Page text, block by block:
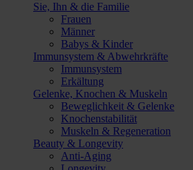
Sie, Ihn & die Familie
Frauen
Männer
Babys & Kinder
Immunsystem & Abwehrkräfte
Immunsystem
Erkältung
Gelenke, Knochen & Muskeln
Beweglichkeit & Gelenke
Knochenstabilität
Muskeln & Regeneration
Beauty & Longevity
Anti-Aging